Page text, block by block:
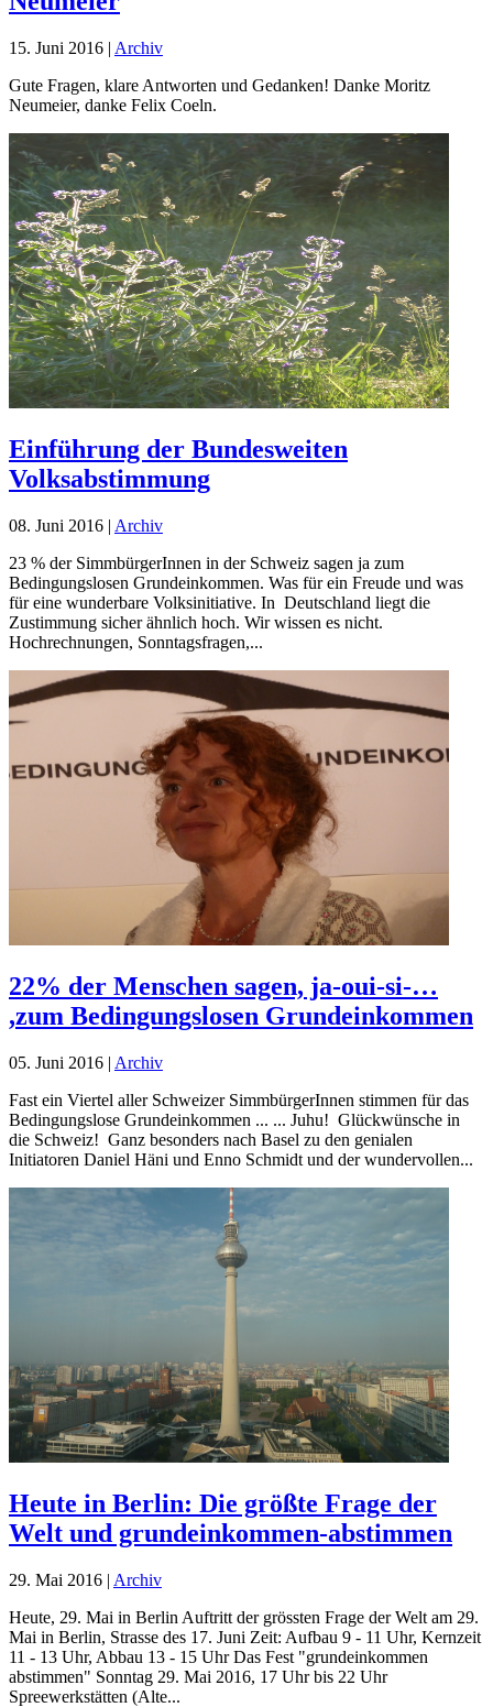
15. Juni 2016 | Archiv
Gute Fragen, klare Antworten und Gedanken! Danke Moritz
Neumeier, danke Felix Coeln.
Einführung der Bundesweiten
Volksabstimmung
08. Juni 2016 | Archiv
23 % der SimmbürgerInnen in der Schweiz sagen ja zum
Bedingungslosen Grundeinkommen. Was für ein Freude und was
für eine wunderbare Volksinitiative. In Deutschland liegt die
Zustimmung sicher ähnlich hoch. Wir wissen es nicht.
Hochrechnungen, Sonntagsfragen,...
22% der Menschen sagen, ja-oui-si-…
,zum Bedingungslosen Grundeinkommen
05. Juni 2016 | Archiv
Fast ein Viertel aller Schweizer SimmbürgerInnen stimmen für das
Bedingungslose Grundeinkommen ... ... Juhu! Glückwünsche in
die Schweiz! Ganz besonders nach Basel zu den genialen
Initiatoren Daniel Häni und Enno Schmidt und der wundervollen...
Heute in Berlin: Die größte Frage der
Welt und grundeinkommen-abstimmen
29. Mai 2016 | Archiv
Heute, 29. Mai in Berlin Auftritt der grössten Frage der Welt am 29.
Mai in Berlin, Strasse des 17. Juni Zeit: Aufbau 9 - 11 Uhr, Kernzeit
11 - 13 Uhr, Abbau 13 - 15 Uhr Das Fest "grundeinkommen
abstimmen" Sonntag 29. Mai 2016, 17 Uhr bis 22 Uhr
Spreewerkstätten (Alte...